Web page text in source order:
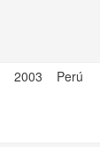
2003 Perú